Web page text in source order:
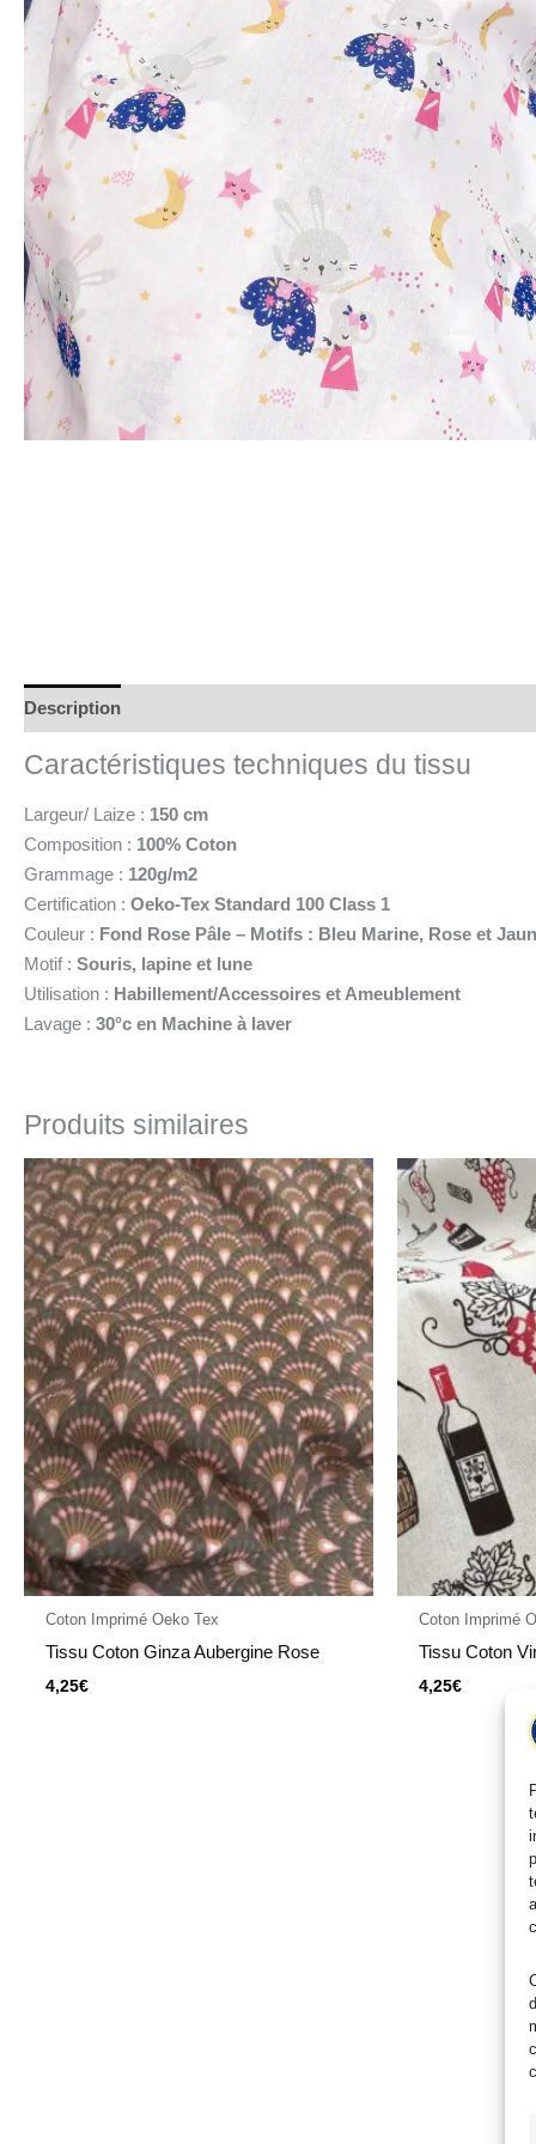
Description
Caractéristiques techniques du tissu
Largeur/ Laize : 150 cm
Composition : 100% Coton
Grammage : 120g/m2
Certification : Oeko-Tex Standard 100 Class 1
Couleur : Fond Rose Pâle – Motifs : Bleu Marine, Rose et
Motif : Souris, lapine et lune
Utilisation : Habillement/Accessoires et Ameublement
Lavage : 30°c en Machine à laver
Produits similaires
Coton Imprimé Oeko Tex
Tissu Coton Ginza Aubergine Rose
4,25€
Coton Imprimé
Tissu Coton
4,25€